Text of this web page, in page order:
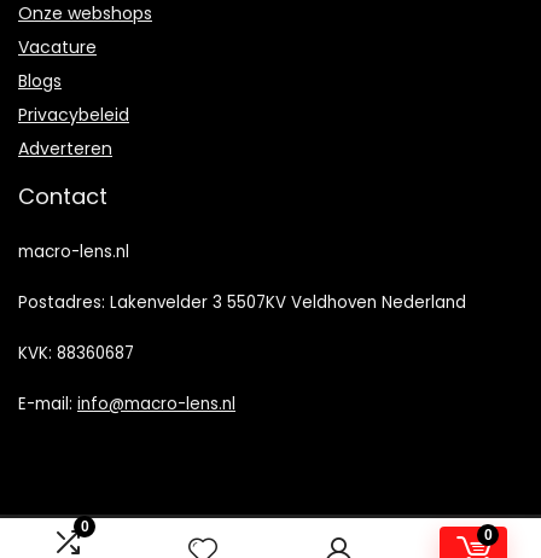
0
0
Onze webshops
Vacature
Blogs
Privacybeleid
Adverteren
Contact
macro-lens.nl
Postadres: Lakenvelder 3 5507KV Veldhoven Nederland
KVK: 88360687
E-mail: info@macro-lens.nl
2022 © Macro-Lens.nl Alle rechten voorbehouden